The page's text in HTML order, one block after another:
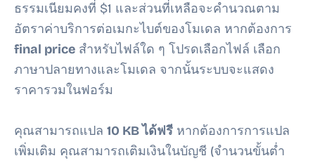
ธรรมเนียมคงที่ $1 และส่วนที่เหลือจะคำนวณตาม
อัตราค่าบริการต่อเมกะไบต์ของโมเดล หากต้องการ
final price สำหรับไฟล์ใด ๆ โปรดเลือกไฟล์ เลือก
ภาษาปลายทางและโมเดล จากนั้นระบบจะแสดง
ราคารวมในฟอร์ม
คุณสามารถแปล 10 KBได้ฟรี หากต้องการการแปล
เพิ่มเติม คุณสามารถเติมเงินในบัญชี (จำนวนขั้นต่ำ